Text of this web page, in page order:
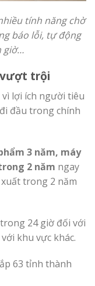
tính năng chờ
báo lỗi, tự động
giờ…
vượt trội
lợi ích người tiêu
đầu trong chính
3 năm, máy
2 năm ngay
trong 2 năm
24 giờ đối với
khu vực khác.
63 tỉnh thành